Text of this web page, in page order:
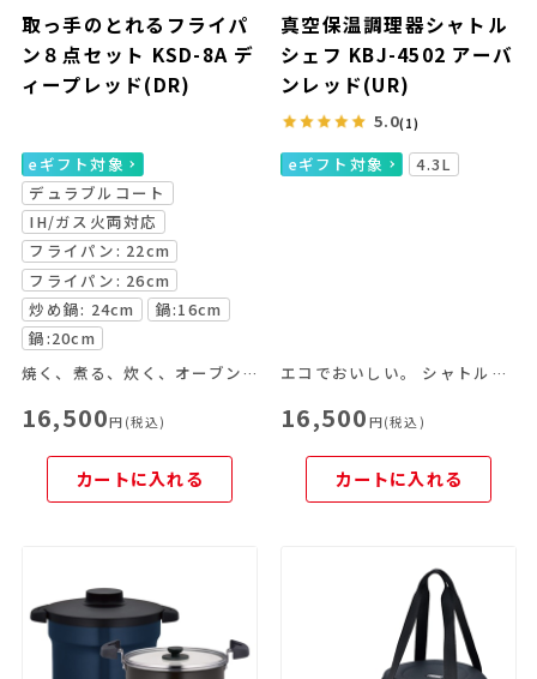
取っ手のとれるフライパ
ン８点セット KSD-8A デ
ィープレッド(DR)
eギフト対象
デュラブルコート
IH/ガス火両対応
フライパン: 22cm
フライパン: 26cm
炒め鍋: 24cm
鍋:16cm
鍋:20cm
焼く、煮る、炊く、オーブン料理がこれ一つで！
16,500円(税込)
カートに入れる
真空保温調理器シャトル
シェフ KBJ-4502 アーバ
ンレッド(UR)
5.0(1)
eギフト対象 4.3L
エコでおいしい。 シャトルシェフはこれからの調理器具です。
16,500 円(税込)
カートに入れる